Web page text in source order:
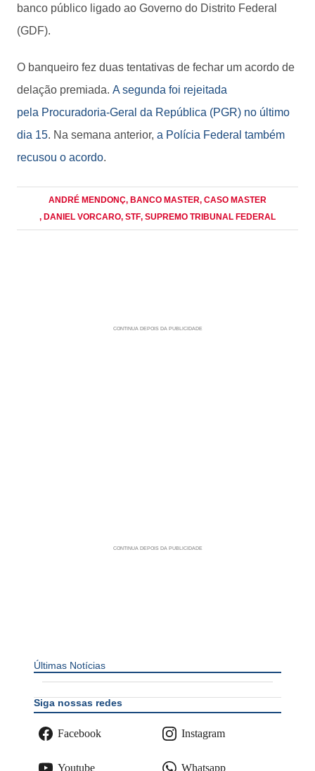
banco público ligado ao Governo do Distrito Federal
(GDF).
O banqueiro fez duas tentativas de fechar um acordo de
delação premiada. A segunda foi rejeitada
pela Procuradoria-Geral da República (PGR) no último
dia 15. Na semana anterior, a Polícia Federal também
recusou o acordo.
ANDRÉ MENDONÇ, BANCO MASTER, CASO MASTER
, DANIEL VORCARO, STF, SUPREMO TRIBUNAL FEDERAL
Últimas Notícias
Siga nossas redes
Facebook Instagram
Youtube Whatsapp